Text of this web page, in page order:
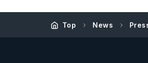
Top News